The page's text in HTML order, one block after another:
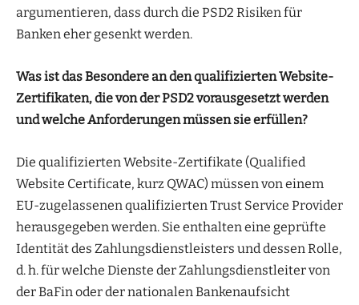
argumentieren, dass durch die PSD2 Risiken für
Banken eher gesenkt werden.
Was ist das Besondere an den qualifizierten Website-
Zertifikaten, die von der PSD2 vorausgesetzt werden
und welche Anforderungen müssen sie erfüllen?
Die qualifizierten Website-Zertifikate (Qualified
Website Certificate, kurz QWAC) müssen von einem
EU-zugelassenen qualifizierten Trust Service Provider
herausgegeben werden. Sie enthalten eine geprüfte
Identität des Zahlungsdienstleisters und dessen Rolle,
d. h. für welche Dienste der Zahlungsdienstleiter von
der BaFin oder der nationalen Bankenaufsicht